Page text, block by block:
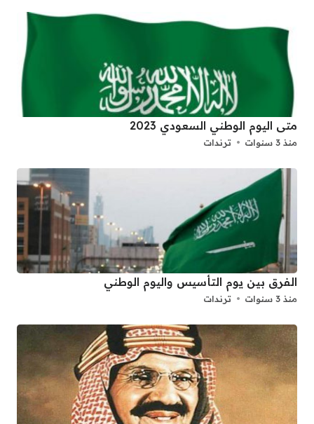
متى اليوم الوطني السعودي 2023
منذ 3 سنوات ترندات
الفرق بين يوم التأسيس واليوم الوطني
منذ 3 سنوات ترندات